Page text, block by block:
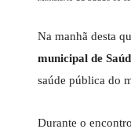
Na manhã desta
municipal de
saúde pública do
Durante o